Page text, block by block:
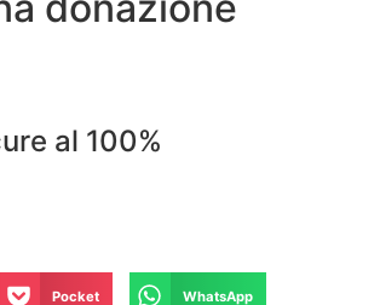
al 100%
Pocket WhatsApp